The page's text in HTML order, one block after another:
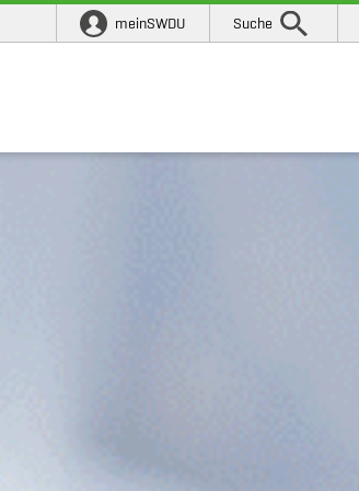
meinSWDU Suche